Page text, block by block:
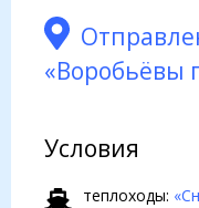
«Воробьёвы
Условия
теплоходы: